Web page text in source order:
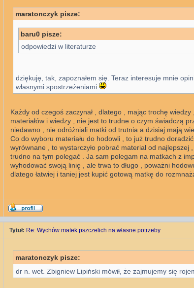
maratonczyk pisze:
baru0 pisze:
odpowiedzi w literaturze
dziękuję, tak, zapoznałem się. Teraz interesuje mnie
własnymi spostrzeżeniami
Każdy od czegoś zaczynał , dlatego , mając trochę
materiałów i wiedzy , nie jest to trudne o czym świadczą
niedawno , nie odróżniali matki od trutnia a dzisiaj mają
Co do wyboru materiału do hodowli , to już trudno
wyrównane , to wystarczyło pobrać materiał od
trudno na tym polegać . Ja sam polegam na matkach z
wyhodować swoją linię , ale trwa to długo , poważni
dlatego łatwiej i taniej jest kupić gotową matkę do
Tytuł: Re: Wychów matek pszczelich na własne potrzeby
maratonczyk pisze:
dr n. wet. Zbigniew Lipiński mówił, że zajmujemy się